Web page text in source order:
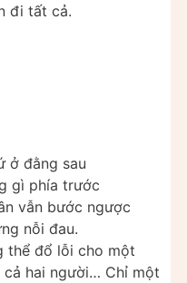
đi tất cả.
ở đằng sau
gì phía trước
vẫn bước ngược
nỗi đau.
thể đổ lỗi cho một
hai người… Chỉ một